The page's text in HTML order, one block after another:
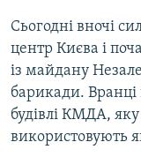
Сьогодні вночі
центр Києва і
із майдану
барикади.
будівлі КМДА,
використовують